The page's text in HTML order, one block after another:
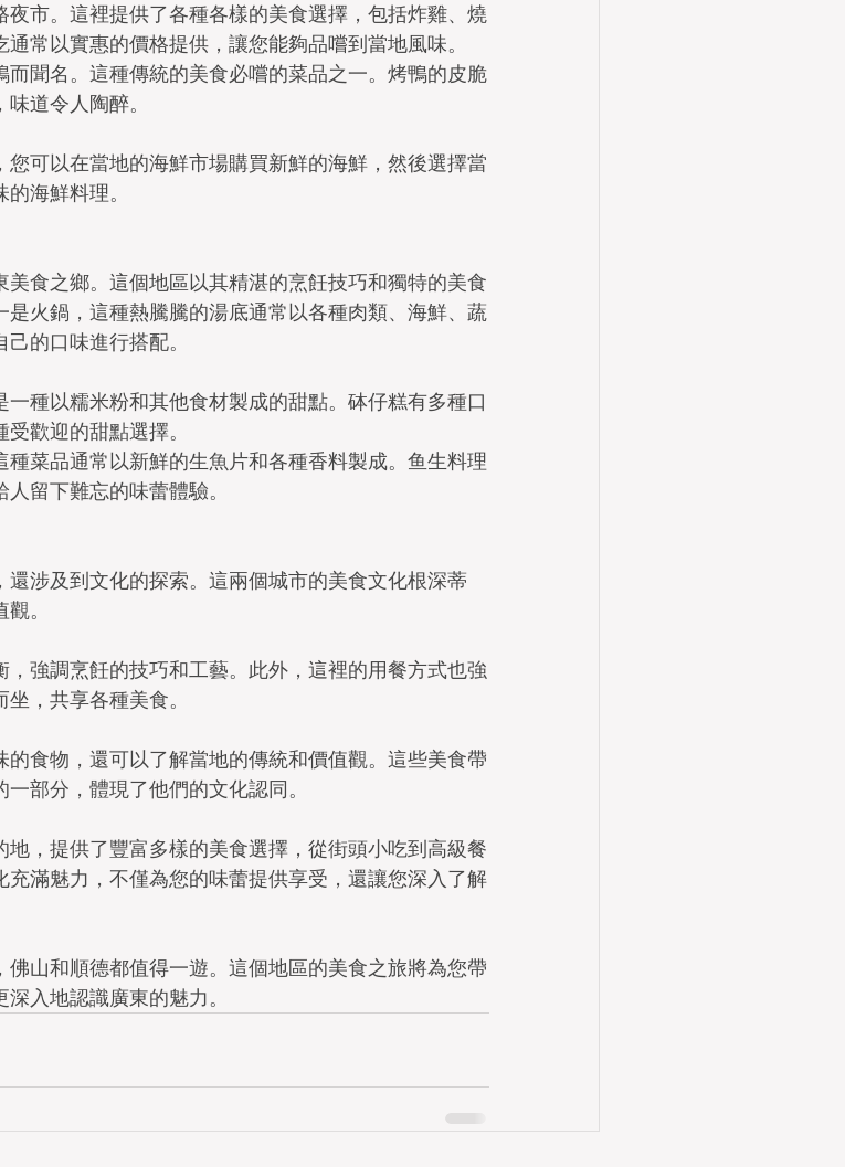
市。這裡提供了各種各樣的美食選擇，包括炸雞、燒
常以實惠的價格提供，讓您能夠品嚐到當地風味。
聞名。這種傳統的美食必嚐的菜品之一。烤鴨的皮脆
道令人陶醉。
可以在當地的海鮮市場購買新鮮的海鮮，然後選擇當
海鮮料理。
食之鄉。這個地區以其精湛的烹飪技巧和獨特的美食
火鍋，這種熱騰騰的湯底通常以各種肉類、海鮮、蔬
的口味進行搭配。
種以糯米粉和其他食材製成的甜點。砵仔糕有多種口
歡迎的甜點選擇。
菜品通常以新鮮的生魚片和各種香料製成。鱼生料理
留下難忘的味蕾體驗。
涉及到文化的探索。這兩個城市的美食文化根深蒂
。
強調烹飪的技巧和工藝。此外，這裡的用餐方式也強
，共享各種美食。
食物，還可以了解當地的傳統和價值觀。這些美食帶
部分，體現了他們的文化認同。
，提供了豐富多樣的美食選擇，從街頭小吃到高級餐
滿魅力，不僅為您的味蕾提供享受，還讓您深入了解
山和順德都值得一遊。這個地區的美食之旅將為您帶
入地認識廣東的魅力。